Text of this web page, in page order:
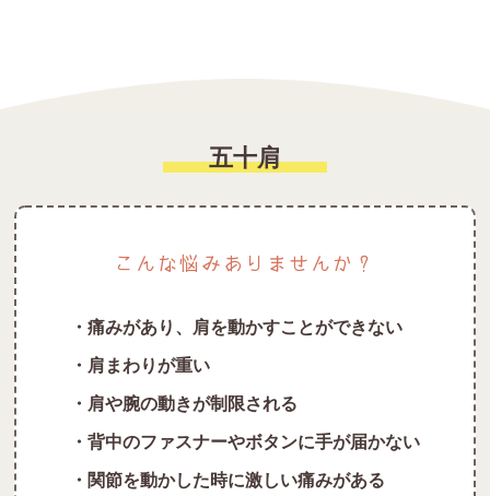
五十肩
こんな悩みありませんか？
・痛みがあり、肩を動かすことができない
・肩まわりが重い
・肩や腕の動きが制限される
・背中のファスナーやボタンに手が届かない
・関節を動かした時に激しい痛みがある